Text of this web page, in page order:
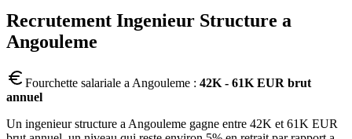
Recrutement Ingenieur Structure a
Angouleme
Fourchette salariale a Angouleme : 42K - 61K EUR brut
annuel
Un ingenieur structure a Angouleme gagne entre 42K et 61K EUR